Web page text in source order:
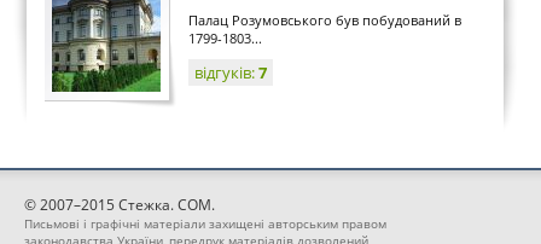
Палац Розумовського був побудований в
1799-1803...
відгуків:7
© 2007–2015 Стежка. COM.
Письмові і графічні матеріали захищені авторським правом
законодавства України, передрук матеріалів дозволений